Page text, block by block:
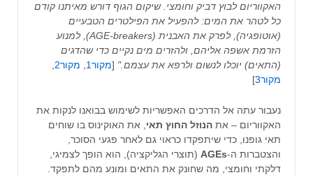
האקווריום לבוץ דביק וחומצי. שיקום הגוף דורש מאיתנו קודם
כל לטהר את המים: להפעיל את הפילטרים הטבעיים
(אוטופגיה), לפרק את האבנית (AGE-breakers), למנוע
הזרמת אשפה אליהם, ולהזרים מים נקיים כדי שהדגים
(התאים) יוכלו לנשום ולרפא את עצמם." [מקור1 , מקור2 ,
מקור3 ]
נעבור עתה אל הדרכים האפשריות לשימוש בבואנו לנקות את
האקווריום – את הנוזל החוץ תאי , את האוקינוס בו שוחים
תאי גופנו, כדי שיתפקדו כראוי גם לאחר פגעי הסוכר,
והצטברות ה-AGEs (תוצרי הגליקציה), הוא הופך לצמיגי,
דלקתי וחומצי, מה שחונק את התאים ומונע מהם לתפקד.